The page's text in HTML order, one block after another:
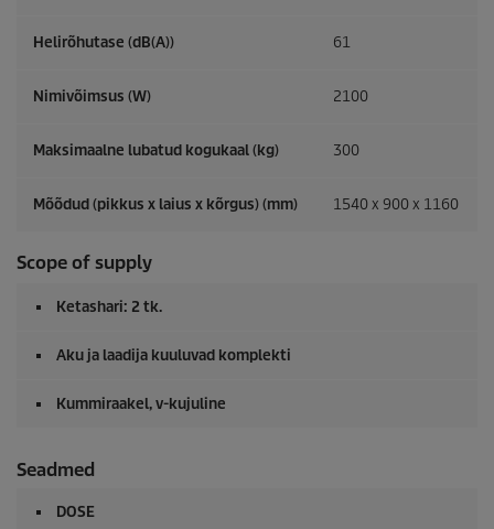
Helirõhutase (dB(A)) 61
Nimivõimsus (W) 2100
Maksimaalne lubatud kogukaal (kg) 300
Mõõdud (pikkus x laius x kõrgus) (mm) 1540 x 900 x 1160
Scope of supply
Ketashari: 2 tk.
Aku ja laadija kuuluvad komplekti
Kummiraakel, v-kujuline
Seadmed
DOSE